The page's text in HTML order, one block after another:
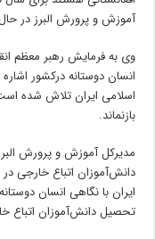
آموزش و پرورش البرز در
وی به فرمایش رهبر معظم
انسان دوستانه درکشور
اسلامی ایران تلاش شده
بازنماند.
مدیرکل آموزش و پرورش
دانش‌آموزان اتباع خارجی
ایران با نگاهی انسان
تحصیل دانش‌آموزان اتباع